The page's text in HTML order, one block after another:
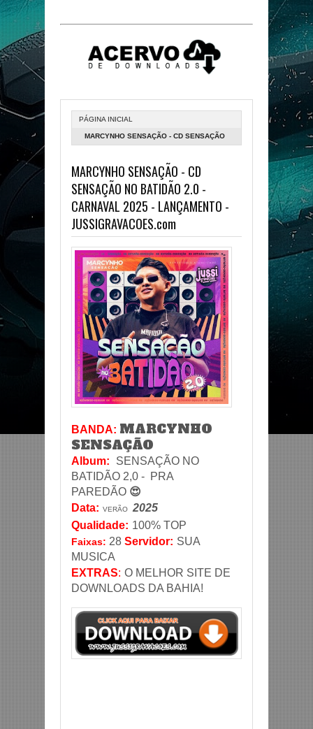
PÁGINA INICIAL
MARCYNHO SENSAÇÃO - CD SENSAÇÃO
LANÇAMENTO - JUSSIGRAVACOES.COM
MARCYNHO SENSAÇÃO - CD
SENSAÇÃO NO BATIDÃO 2.0 -
CARNAVAL 2025 - LANÇAMENTO -
JUSSIGRAVACOES.com
BANDA: MARCYNHO
SENSAÇÃO
Album:
SENSAÇÃO NO
BATIDÃO 2,0 - PRA
PAREDÃO 😍
Data: VERÃO 2025
Qualidade: 100% TOP
Faixas: 28 Servidor: SUA
MUSICA
EXTRAS: O MELHOR SITE DE
DOWNLOADS DA BAHIA!